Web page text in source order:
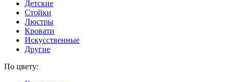
Детские
Стойки
Люстры
Кровати
Искусственные
Другие
По цвету: